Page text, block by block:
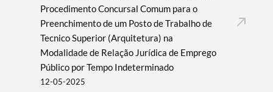
Procedimento Concursal Comum para o
Preenchimento de um Posto de Trabalho de
Tecnico Superior (Arquitetura) na
Modalidade de Relação Jurídica de Emprego
Público por Tempo Indeterminado
12-05-2025